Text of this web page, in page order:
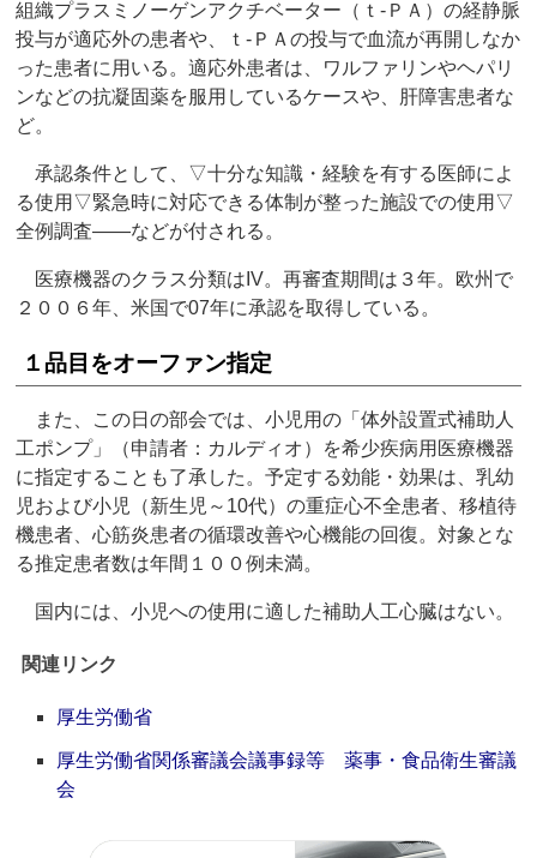
組織プラスミノーゲンアクチベーター（ｔ-ＰＡ）の経静脈
投与が適応外の患者や、ｔ-ＰＡの投与で血流が再開しなか
った患者に用いる。適応外患者は、ワルファリンやヘパリ
ンなどの抗凝固薬を服用しているケースや、肝障害患者な
ど。
承認条件として、▽十分な知識・経験を有する医師によ
る使用▽緊急時に対応できる体制が整った施設での使用▽
全例調査――などが付される。
医療機器のクラス分類はIV。再審査期間は３年。欧州で
２００６年、米国で07年に承認を取得している。
１品目をオーファン指定
また、この日の部会では、小児用の「体外設置式補助人
工ポンプ」（申請者：カルディオ）を希少疾病用医療機器
に指定することも了承した。予定する効能・効果は、乳幼
児および小児（新生児～10代）の重症心不全患者、移植待
機患者、心筋炎患者の循環改善や心機能の回復。対象とな
る推定患者数は年間１００例未満。
国内には、小児への使用に適した補助人工心臓はない。
関連リンク
厚生労働省
厚生労働省関係審議会議事録等 薬事・食品衛生審議
会